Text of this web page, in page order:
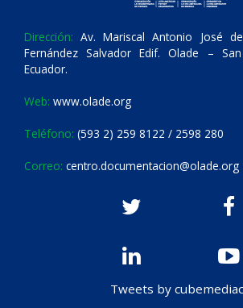
Dirección: Av. Mariscal Antonio José
Fernández Salvador Edif. Olade –
Ecuador.
Web: www.olade.org
Teléfono: (593 2) 259 8122 / 2598 280
Correo: centro.documentacion@olade.org
Tweets by